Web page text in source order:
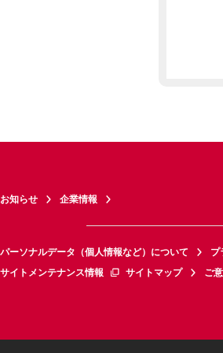
お知らせ 企業情報
パーソナルデータ（個人情報など）について プ
サイトメンテナンス情報
サイトマップ ご